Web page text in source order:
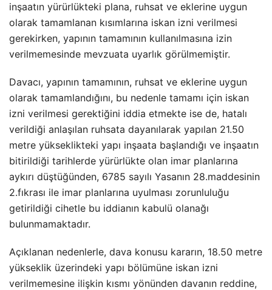
inşaatın yürürlükteki plana, ruhsat ve eklerine uygun
olarak tamamlanan kısımlarına iskan izni verilmesi
gerekirken, yapının tamamının kullanılmasına izin
verilmemesinde mevzuata uyarlık görülmemiştir.
Davacı, yapının tamamının, ruhsat ve eklerine uygun
olarak tamamlandığını, bu nedenle tamamı için iskan
izni verilmesi gerektiğini iddia etmekte ise de, hatalı
verildiği anlaşılan ruhsata dayanılarak yapılan 21.50
metre yükseklikteki yapı inşaata başlandığı ve inşaatın
bitirildiği tarihlerde yürürlükte olan imar planlarına
aykırı düştüğünden, 6785 sayılı Yasanın 28.maddesinin
2.fıkrası ile imar planlarına uyulması zorunluluğu
getirildiği cihetle bu iddianın kabulü olanağı
bulunmamaktadır.
Açıklanan nedenlerle, dava konusu kararın, 18.50 metre
yükseklik üzerindeki yapı bölümüne iskan izni
verilmemesine ilişkin kısmı yönünden davanın reddine,